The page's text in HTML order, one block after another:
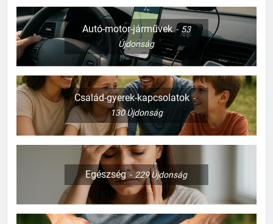
Autó-motor-járművek
53
Újdonság
Család-gyerek-kapcsolatok
130Újdonság
Egészség 229Újdonság